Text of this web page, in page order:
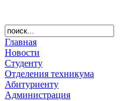
Главная
Новости
Студенту
Отделения техникума
Абитуриенту
Администрация